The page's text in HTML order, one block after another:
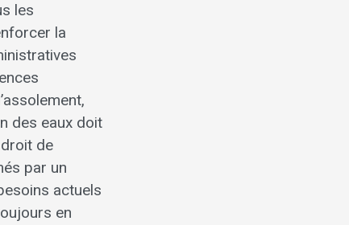
les
la
des eaux doit
de
par un
actuels
en